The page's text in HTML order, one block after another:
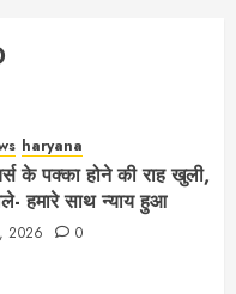
haryana
के पक्का होने की राह खुली,
हमारे साथ न्याय हुआ
2026 0